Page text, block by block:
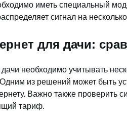
иметь специальный
сигнал на
для дачи:
необходимо учитывать
из решений может быть
Важно также проверить
тариф.